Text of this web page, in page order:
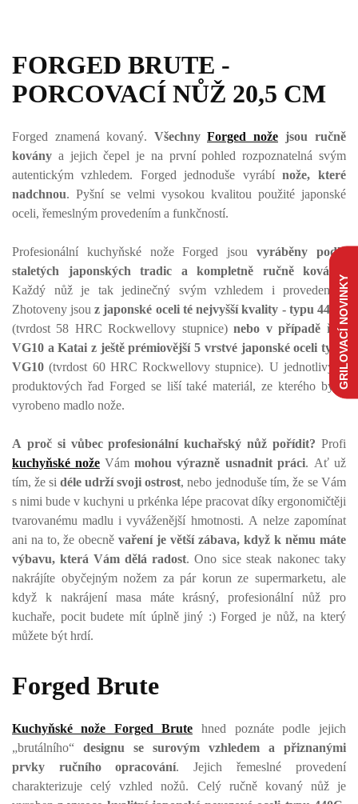
GRILOVACÍ NOVINKY
FORGED BRUTE -
PORCOVACÍ NŮŽ 20,5 CM
Forged znamená kovaný. Všechny Forged nože jsou ručně
kovány a jejich čepel je na první pohled rozpoznatelná svým
autentickým vzhledem. Forged jednoduše vyrábí nože, které
nadchnou. Pyšní se velmi vysokou kvalitou použité japonské
oceli, řemeslným provedením a funkčností.
Profesionální kuchyňské nože Forged jsou vyráběny podle
staletých japonských tradic a kompletně ručně kovány
Každý nůž je tak jedinečný svým vzhledem i provedením.
Zhotoveny jsou z japonské oceli té nejvyšší kvality - typu 440C
(tvrdost 58 HRC Rockwellovy stupnice) nebo v případě řad
VG10 a Katai z ještě prémiovější 5 vrstvé japonské oceli typu
VG10 (tvrdost 60 HRC Rockwellovy stupnice). U jednotlivých
produktových řad Forged se liší také materiál, ze kterého bývá
vyrobeno madlo nože.
A proč si vůbec profesionální kuchařský nůž pořídit? Profi
kuchyňské nože Vám mohou výrazně usnadnit práci. Ať už
tím, že si déle udrží svoji ostrost, nebo jednoduše tím, že se Vám
s nimi bude v kuchyni u prkénka lépe pracovat díky ergonomičtěji
tvarovanému madlu i vyváženější hmotnosti. A nelze zapomínat
ani na to, že obecně vaření je větší zábava, když k němu máte
výbavu, která Vám dělá radost. Ono sice steak nakonec taky
nakrájíte obyčejným nožem za pár korun ze supermarketu, ale
když k nakrájení masa máte krásný, profesionální nůž pro
kuchaře, pocit budete mít úplně jiný :) Forged je nůž, na který
můžete být hrdí.
Forged Brute
Kuchyňské nože Forged Brute hned poznáte podle jejich
„brutálního“ designu se surovým vzhledem a přiznanými
prvky ručního opracování. Jejich řemeslné provedení
charakterizuje celý vzhled nožů. Celý ručně kovaný nůž je